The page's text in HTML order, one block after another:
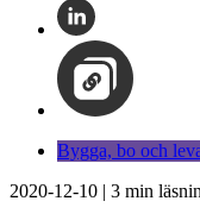
Bygga, bo och
2020-12-10 | 3 min